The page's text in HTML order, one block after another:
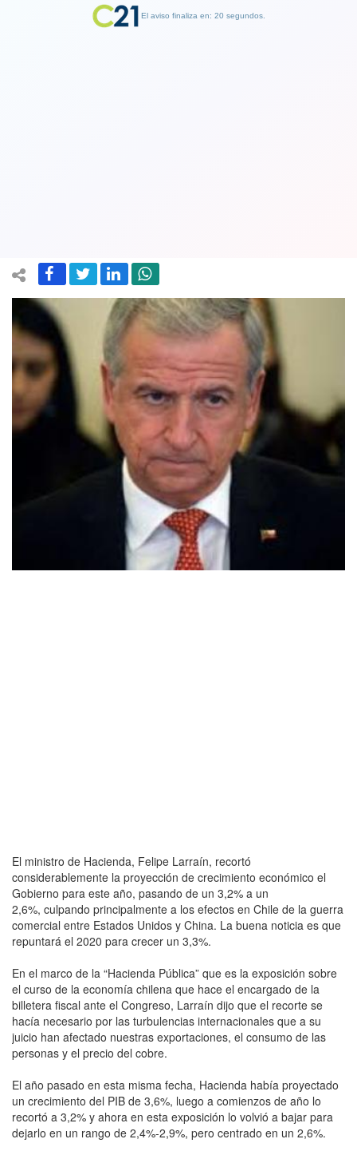
El ministro de Hacienda, Felipe Larraín, recortó
considerablemente la proyección de crecimiento económico el
Gobierno para este año, pasando de un 3,2% a un
2,6%, culpando principalmente a los efectos en Chile de la guerra
comercial entre Estados Unidos y China. La buena noticia es que
repuntará el 2020 para crecer un 3,3%.
En el marco de la “Hacienda Pública” que es la exposición sobre
el curso de la economía chilena que hace el encargado de la
billetera fiscal ante el Congreso, Larraín dijo que el recorte se
hacía necesario por las turbulencias internacionales que a su
juicio han afectado nuestras exportaciones, el consumo de las
personas y el precio del cobre.
El año pasado en esta misma fecha, Hacienda había proyectado
un crecimiento del PIB de 3,6%, luego a comienzos de año lo
recortó a 3,2% y ahora en esta exposición lo volvió a bajar para
dejarlo en un rango de 2,4%-2,9%, pero centrado en un 2,6%.
El aviso finaliza en: 19 segundos.